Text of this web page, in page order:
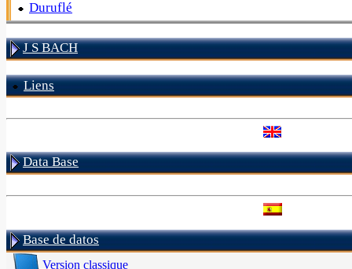
Duruflé
J S BACH
Liens
Data Base
Base de datos
Version classique